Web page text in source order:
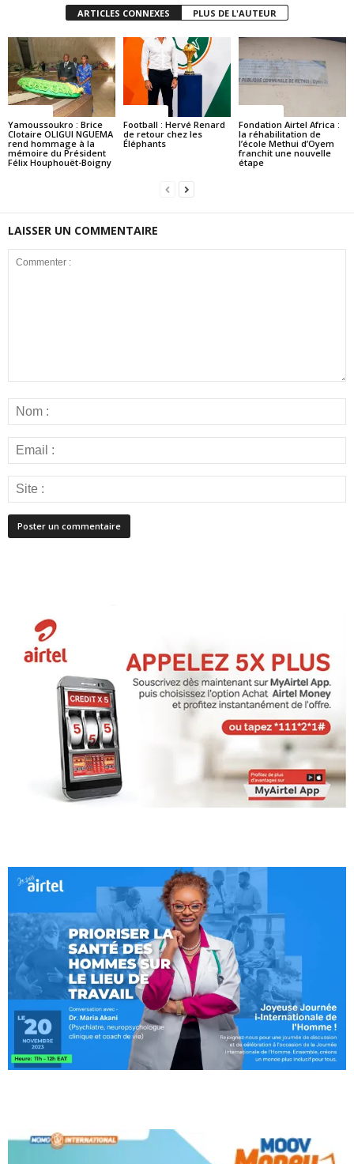
ARTICLES CONNEXES PLUS DE L'AUTEUR
Yamoussoukro : Brice
Clotaire OLIGUI NGUEMA
rend hommage à la
mémoire du Président
Félix Houphouët-Boigny
Football : Hervé Renard
de retour chez les
Éléphants
Fondation Airtel Africa :
la réhabilitation de
l’école Methui d’Oyem
franchit une nouvelle
étape
LAISSER UN COMMENTAIRE